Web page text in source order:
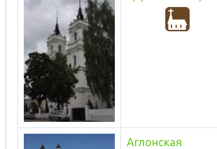
Аглонская